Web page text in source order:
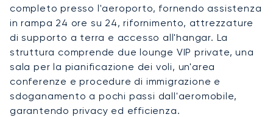
completo presso l'aeroporto, fornendo assistenza
in rampa 24 ore su 24, rifornimento, attrezzature
di supporto a terra e accesso all'hangar. La
struttura comprende due lounge VIP private, una
sala per la pianificazione dei voli, un'area
conferenze e procedure di immigrazione e
sdoganamento a pochi passi dall'aeromobile,
garantendo privacy ed efficienza.